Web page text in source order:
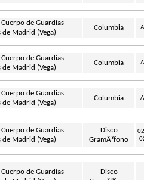
Cuerpo de Guardias
Madrid (Vega)
Columbia
Cuerpo de Guardias
Madrid (Vega)
Columbia
Cuerpo de Guardias
Madrid (Vega)
Columbia
Cuerpo de Guardias
Madrid (Vega)
Disco
GramÃ³fono
Cuerpo de Guardias
Disco